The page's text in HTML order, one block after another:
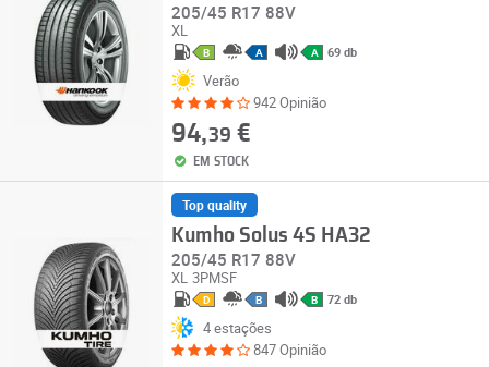
205/45 R17 88V
XL
B A A 69 db
Verão
942 Opinião
94,39 €
EM STOCK
Top quality
Kumho Solus 4S HA32
205/45 R17 88V
XL 3PMSF
D B B 72 db
4 estações
847 Opinião